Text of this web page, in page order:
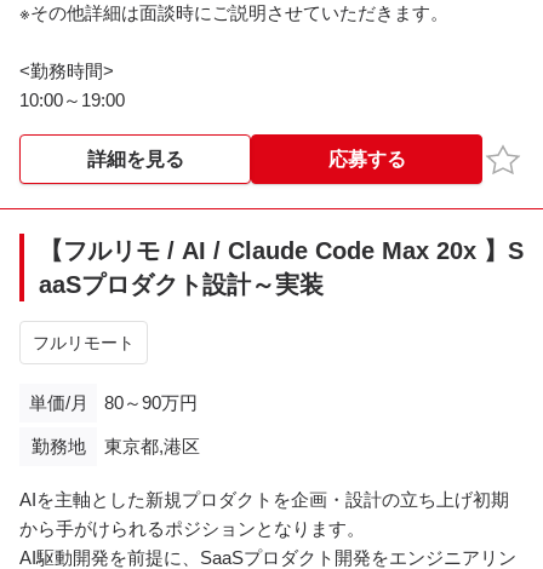
設計、実装、テスト（スプリントベースのアジャイル開発）
※その他詳細は面談時にご説明させていただきます。
<勤務時間>
10:00～19:00
詳細を見る 応募する お気
【フルリモ / AI / Claude Code Max 20x 】S
aaSプロダクト設計～実装
フルリモート
単価/月 80～90万円
勤務地 東京都,港区
AIを主軸とした新規プロダクトを企画・設計の立ち上げ初期
から手がけられるポジションとなります。
AI駆動開発を前提に、SaaSプロダクト開発をエンジニアリン